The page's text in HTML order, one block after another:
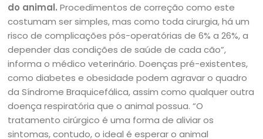
do animal. Procedimentos de correção como este
costumam ser simples, mas como toda cirurgia, há um
risco de complicações pós-operatórias de 6% a 26%, a
depender das condições de saúde de cada cão”,
informa o médico veterinário. Doenças pré-existentes,
como diabetes e obesidade podem agravar o quadro
da Síndrome Braquicefálica, assim como qualquer outra
doença respiratória que o animal possua. “O
tratamento cirúrgico é uma forma de aliviar os
sintomas, contudo, o ideal é esperar o animal